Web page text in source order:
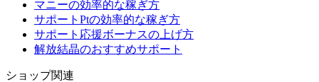
マニーの効率的な稼ぎ方
サポートPtの効率的な稼ぎ方
サポート応援ボーナスの上げ方
解放結晶のおすすめサポート
ショップ関連